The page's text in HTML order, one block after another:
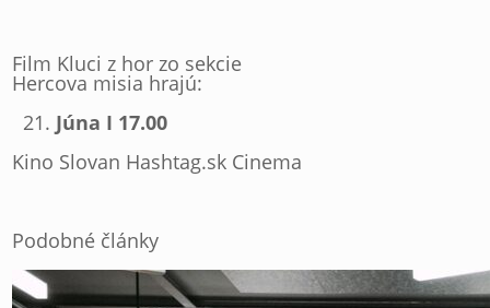
Film Kluci z hor zo sekcie
Hercova misia hrajú:
Júna I 17.00
Kino Slovan Hashtag.sk Cinema
Podobné články